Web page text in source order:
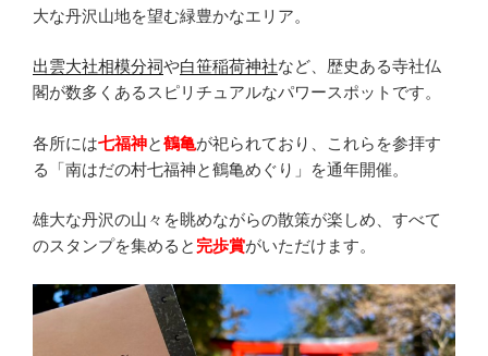
大な丹沢山地を望む緑豊かなエリア。
出雲大社相模分祠や白笹稲荷神社など、歴史ある寺社仏
閣が数多くあるスピリチュアルなパワースポットです。
各所には七福神と鶴亀が祀られており、これらを参拝す
る「南はだの村七福神と鶴亀めぐり」を通年開催。
雄大な丹沢の山々を眺めながらの散策が楽しめ、すべて
のスタンプを集めると 完歩賞がいただけます。